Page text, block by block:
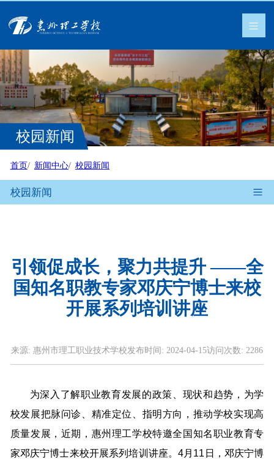
校园新闻
首页 新闻中心 校园新闻
校园新闻
引领促成长，聚力共提升 ——全
国知名职教专家邓庆宁博士来校
开展系列培训讲座
来源: 惠州市理工职业技术学校发布时间: 2024-04-15访问次数: 2286
为深入了解职业教育发展的政策、现状和趋势，为学
校发展把脉问诊、精准定位、指明方向，推动学校实现高
质量发展，近期，惠州理工学校特邀全国知名职业教育专
家邓庆宁博士来校开展系列培训讲座。4月11日，邓庆宁博